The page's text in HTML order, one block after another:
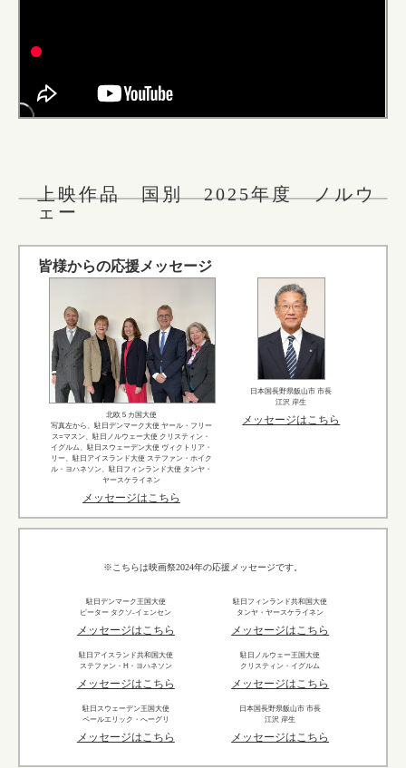
上映作品 国別 2025年度 ノルウ
ェー
皆様からの応援メッセージ
北欧５カ国大使
写真左から、駐日デンマーク大使 ヤール・フリー
ス=マスン、駐日ノルウェー大使 クリスティン・
イグルム、駐日スウェーデン大使 ヴィクトリア・
リー、駐日アイスランド大使 ステファン・ホイク
ル・ヨハネソン、駐日フィンランド大使 タンヤ・
ヤースケライネン
メッセージはこちら
日本国長野県飯山市 市長
江沢 岸生
メッセージはこちら
※こちらは映画祭2024年の応援メッセージです。
駐日デンマーク王国大使
ピーター タクソ-イェンセン
メッセージはこちら
駐日フィンランド共和国大使
タンヤ・ヤースケライネン
メッセージはこちら
駐日アイスランド共和国大使
ステファン・H・ヨハネソン
メッセージはこちら
駐日ノルウェー王国大使
クリスティン・イグルム
メッセージはこちら
駐日スウェーデン王国大使
ペールエリック・へーグリ
メッセージはこちら
日本国長野県飯山市 市長
江沢 岸生
メッセージはこちら